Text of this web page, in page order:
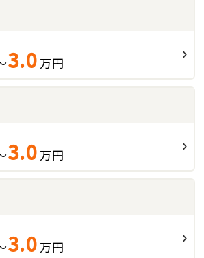
3.0 万円
3.0 万円
3.0 万円